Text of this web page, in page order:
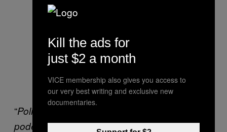
5Etweetembed%7Ctwterm%5E105
%3A%2F%2Fwww.cnet.com%2Fne
ws%2Fpolice-hunt-david-
responds%2F
“Policiais, juro que não fui eu.
podem ver, eu estava em Nova York.Para a
Kill the ads for
just $2 a month
VICE membership also gives you access to
our very best writing and exclusive new
documentaries.